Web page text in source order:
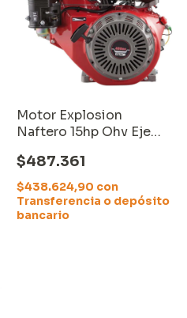
Motor Explosion
Naftero 15hp Ohv Eje
$487.361
$438.624,90 con
Transferencia o depósito
bancario